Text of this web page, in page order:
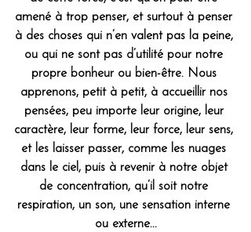
amené à trop penser, et surtout à penser
à des choses qui n’en valent pas la peine,
ou qui ne sont pas d’utilité pour notre
propre bonheur ou bien-être. Nous
apprenons, petit à petit, à accueillir nos
pensées, peu importe leur origine, leur
caractère, leur forme, leur force, leur sens,
et les laisser passer, comme les nuages
dans le ciel, puis à revenir à notre objet
de concentration, qu’il soit notre
respiration, un son, une sensation interne
ou externe...